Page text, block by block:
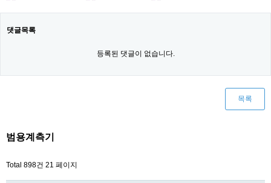
댓글목록
등록된 댓글이 없습니다.
목록
범용계측기
Total 898건 21 페이지